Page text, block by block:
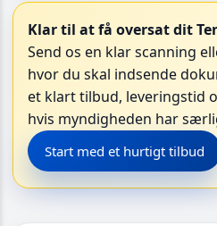
Klar til at få oversat dit
Send os en klar scanning
hvor du skal indsende
et klart tilbud, leveringstid
hvis myndigheden har
Start med et hurtigt tilbud